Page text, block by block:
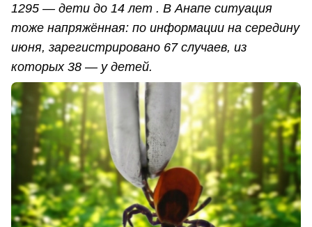
1295 — дети до 14 лет . В Анапе ситуация
тоже напряжённая: по информации на середину
июня, зарегистрировано 67 случаев, из
которых 38 — у детей.